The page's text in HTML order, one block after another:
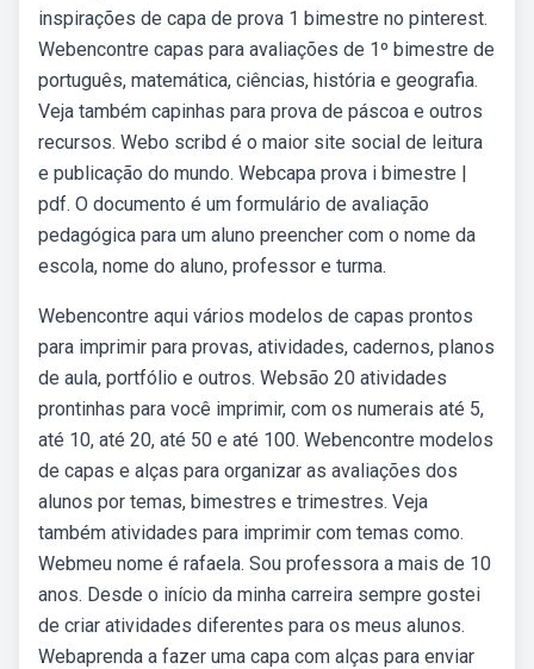
inspirações de capa de prova 1 bimestre no pinterest.
Webencontre capas para avaliações de 1º bimestre de
português, matemática, ciências, história e geografia.
Veja também capinhas para prova de páscoa e outros
recursos. Webo scribd é o maior site social de leitura
e publicação do mundo. Webcapa prova i bimestre |
pdf. O documento é um formulário de avaliação
pedagógica para um aluno preencher com o nome da
escola, nome do aluno, professor e turma.
Webencontre aqui vários modelos de capas prontos
para imprimir para provas, atividades, cadernos, planos
de aula, portfólio e outros. Websão 20 atividades
prontinhas para você imprimir, com os numerais até 5,
até 10, até 20, até 50 e até 100. Webencontre modelos
de capas e alças para organizar as avaliações dos
alunos por temas, bimestres e trimestres. Veja
também atividades para imprimir com temas como.
Webmeu nome é rafaela. Sou professora a mais de 10
anos. Desde o início da minha carreira sempre gostei
de criar atividades diferentes para os meus alunos.
Webaprenda a fazer uma capa com alças para enviar